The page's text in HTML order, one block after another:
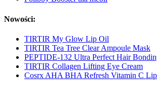
Nowości:
TIRTIR My Glow Lip Oil
TIRTIR Tea Tree Clear Ampoule Mask
PEPTIDE-132 Ultra Perfect Hair
TIRTIR Collagen Lifting Eye Cream
Cosrx AHA BHA Refresh Vitamin C